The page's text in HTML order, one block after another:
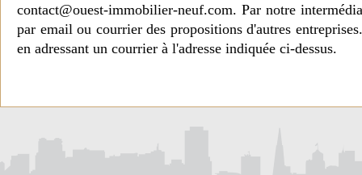
contact@ouest-immobilier-neuf.com. Par notre
par email ou courrier des propositions d'autres
en adressant un courrier à l'adresse indiquée ci-dessus.